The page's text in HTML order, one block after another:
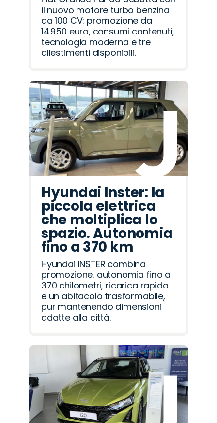
il nuovo motore turbo benzina
da 100 CV: promozione da
14.950 euro, consumi contenuti,
tecnologia moderna e tre
allestimenti disponibili.
Hyundai Inster: la
piccola elettrica
che moltiplica lo
spazio. Autonomia
fino a 370 km
Hyundai INSTER combina
promozione, autonomia fino a
370 chilometri, ricarica rapida
e un abitacolo trasformabile,
pur mantenendo dimensioni
adatte alla città.